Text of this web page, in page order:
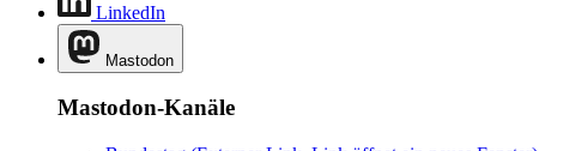
LinkedIn
Mastodon
Mastodon-Kanäle